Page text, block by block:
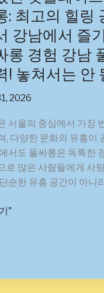
: 최고의 힐링
강남에서 즐
롱 경험 강남
! 놓쳐서는 안
2026
서울의 중심에서 가장
, 다양한 문화와 유흥이
서도 풀싸롱은 독특한
로 많은 사람들에게 사
순한 유흥 공간이 아니
"